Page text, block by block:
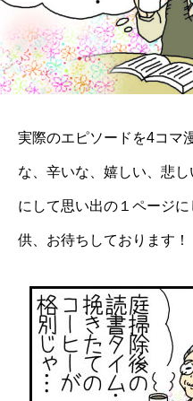
実際のエピソードを4コマ
な、辛いな、嬉しい、悲
にして思い出の１ページ
供、お待ちしております！